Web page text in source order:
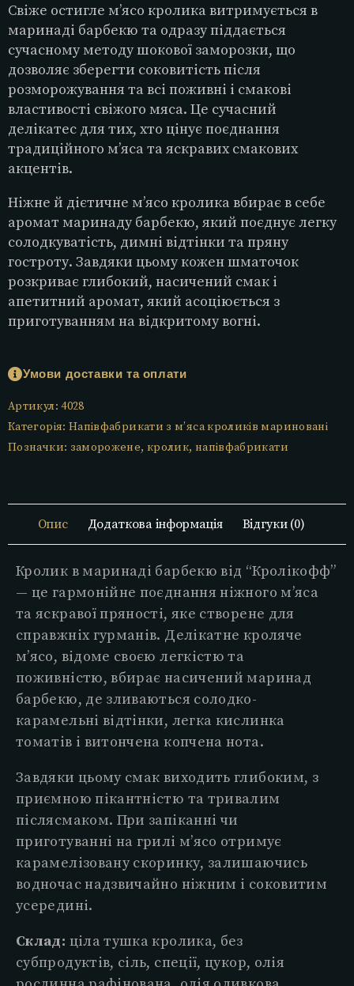
Свіже остигле м’ясо кролика витримується в
маринаді барбекю та одразу піддається
сучасному методу шокової заморозки, що
дозволяє зберегти соковитість після
розморожування та всі поживні і смакові
властивості свіжого мяса. Це сучасний
делікатес для тих, хто цінує поєднання
традиційного м’яса та яскравих смакових
акцентів.
Ніжне й дієтичне м’ясо кролика вбирає в себе
аромат маринаду барбекю, який поєднує легку
солодкуватість, димні відтінки та пряну
гостроту. Завдяки цьому кожен шматочок
розкриває глибокий, насичений смак і
апетитний аромат, який асоціюється з
приготуванням на відкритому вогні.
Умови доставки та оплати
Артикул:4028
Категорія: Напівфабрикати з м’яса кроликів мариновані
Позначки: заморожене, кролик, напівфабрикати
Опис Додаткова інформація Відгуки (0)
Кролик в маринаді барбекю від “Кролікофф”
— це гармонійне поєднання ніжного м’яса
та яскравої пряності, яке створене для
справжніх гурманів. Делікатне кроляче
м’ясо, відоме своєю легкістю та
поживністю, вбирає насичений маринад
барбекю, де зливаються солодко-
карамельні відтінки, легка кислинка
томатів і витончена копчена нота.
Завдяки цьому смак виходить глибоким, з
приємною пікантністю та тривалим
післясмаком. При запіканні чи
приготуванні на грилі м’ясо отримує
карамелізовану скоринку, залишаючись
водночас надзвичайно ніжним і соковитим
усередині.
Склад: ціла тушка кролика, без
субпродуктів, сіль, спеції, цукор, олія